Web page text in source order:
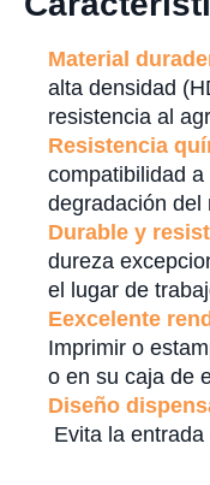
Material
alta densidad
resistencia al
Resistencia
compatibilidad
degradación del
Durable y
dureza
el lugar de
Eexcelente
Imprimir o
o en su caja de
Diseño
Evita la